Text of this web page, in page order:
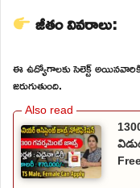
జీతం వివరాలు:
ఈ ఉద్యోగాలకు సెలెక్ట్
జరుగుతుంది.